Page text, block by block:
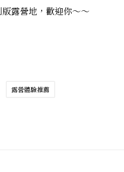
露營地，歡迎你～～
露營體驗推薦